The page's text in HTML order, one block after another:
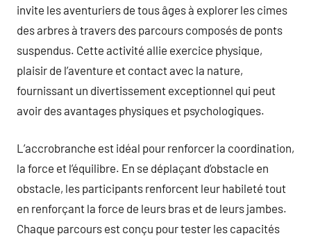
invite les aventuriers de tous âges à explorer les cimes
des arbres à travers des parcours composés de ponts
suspendus. Cette activité allie exercice physique,
plaisir de l’aventure et contact avec la nature,
fournissant un divertissement exceptionnel qui peut
avoir des avantages physiques et psychologiques.
L’accrobranche est idéal pour renforcer la coordination,
la force et l’équilibre. En se déplaçant d’obstacle en
obstacle, les participants renforcent leur habileté tout
en renforçant la force de leurs bras et de leurs jambes.
Chaque parcours est conçu pour tester les capacités